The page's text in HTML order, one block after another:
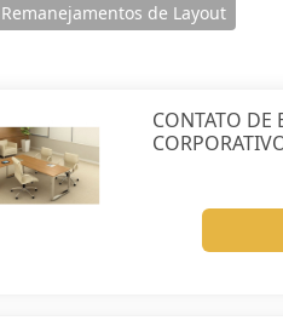
Remanejamentos de Layout
CONTATO DE